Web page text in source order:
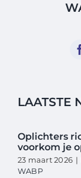
LAATSTE
Oplichters
voorkom je
23 maart 2026 |
WABP